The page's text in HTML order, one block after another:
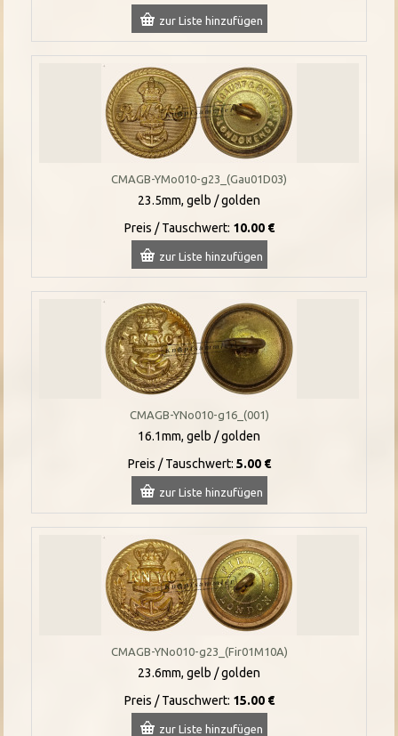
zur Liste hinzufügen
CMAGB-YMo010-g23_(Gau01D03)
23.5mm, gelb / golden
Preis / Tauschwert: 10.00 €
zur Liste hinzufügen
CMAGB-YNo010-g16_(001)
16.1mm, gelb / golden
Preis / Tauschwert: 5.00 €
zur Liste hinzufügen
CMAGB-YNo010-g23_(Fir01M10A)
23.6mm, gelb / golden
Preis / Tauschwert: 15.00 €
zur Liste hinzufügen